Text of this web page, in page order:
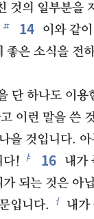
것의 일부분을
ㅍ 14
이와 같
좋은 소식을 전
단 하나도 이용
이런 말을 쓴
을 것입니다. 아
다! ㅑ 16
내가
되는 것은 아
입니다. ㅓ 내가